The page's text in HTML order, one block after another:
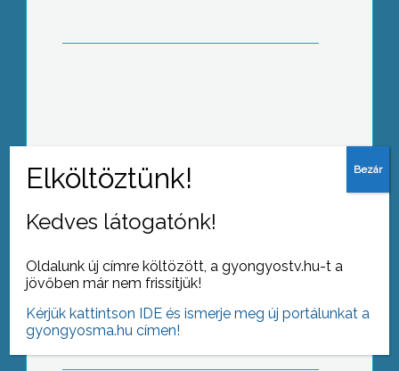
pályázatokat, októberig – tudtuk meg
a NORDA egri sajtótájékoztatóján
Szeptembertől újabb KRESZ
szabálymódosításokat kell
megtanulniuk az autósoknak
Kedves látogatónk!
Oldalunk új címre költözött, a gyongyostv.hu-t a
jövőben már nem frissítjük!
Kérjük kattintson IDE és ismerje meg új portálunkat a
gyongyosma.hu címen!